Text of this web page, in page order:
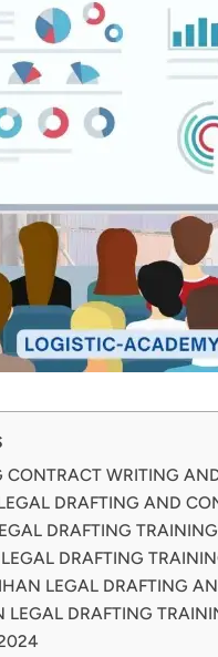
CONTRACT WRITING
DRAFTING AND
DRAFTING TRAINING
DRAFTING
LEGAL DRAFTING
LEGAL DRAFTING